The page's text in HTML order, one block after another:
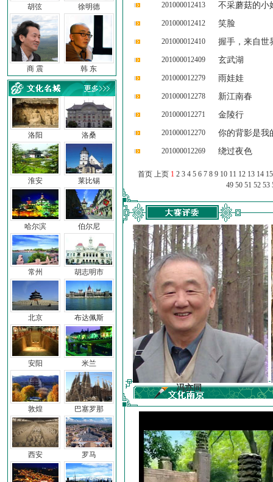
胡弦 徐明德
商 震 韩 东
洛阳
淮安
哈尔滨
常州
北京
安阳
敦煌
西安
洛桑
莱比锡
伯尔尼
胡志明市
布达佩斯
米兰
巴塞罗那
罗马
201000012413 不采蘑菇的小
201000012412 笑脸
201000012410 握手，来自世
201000012409 玄武湖
201000012279 雨娃娃
201000012278 新江南春
201000012271 金陵行
201000012270 你的背影是我
201000012269 绕过夜色
首页 上页 1 2 3 4 5 6 7 8 9 10 11 12 13 14 15
49 50 51 52 53
子 冯亦同